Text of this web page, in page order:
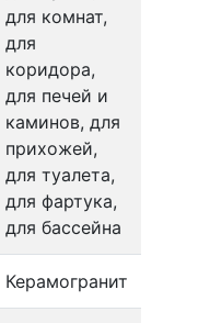
для комнат,
для
коридора,
для печей и
каминов, для
прихожей,
для туалета,
для фартука,
для бассейна
Керамогранит